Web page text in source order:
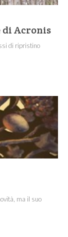
di Acronis
di ripristino
ma il suo